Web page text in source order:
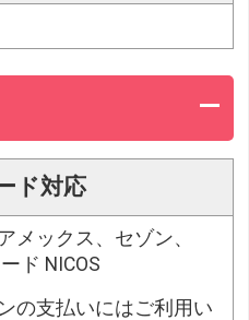
ド対応
メックス、セゾン、
ド NICOS
の支払いにはご利用い